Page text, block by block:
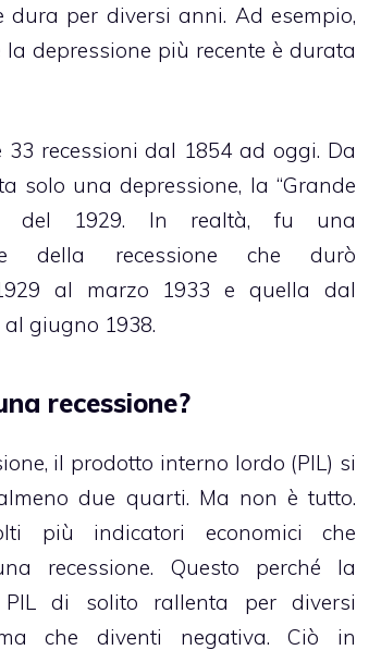
dura per diversi anni. Ad esempio,
depressione più recente è durata
33 recessioni dal 1854 ad oggi. Da
solo una depressione, la “Grande
del 1929. In realtà, fu una
della recessione che durò
al marzo 1933 e quella dal
giugno 1938.
recessione?
il prodotto interno lordo (PIL) si
due quarti. Ma non è tutto.
più indicatori economici che
recessione. Questo perché la
di solito rallenta per diversi
che diventi negativa. Ciò in